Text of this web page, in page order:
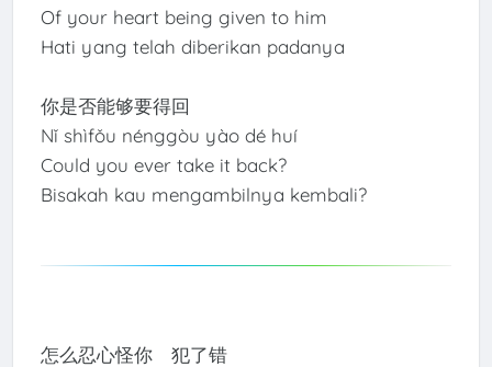
Of your heart being given to him
Hati yang telah diberikan padanya
你是否能够要得回
Nǐ shìfǒu nénggòu yào dé huí
Could you ever take it back?
Bisakah kau mengambilnya kembali?
怎么忍心怪你 犯了错